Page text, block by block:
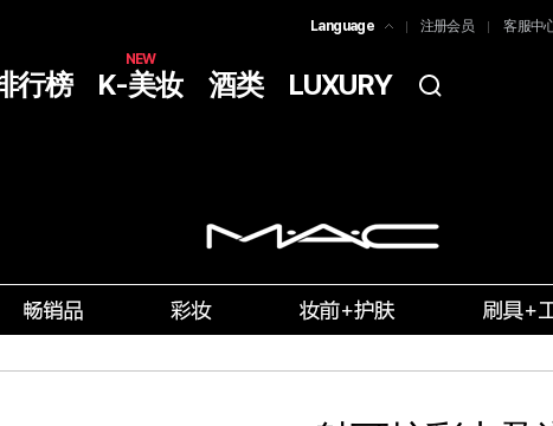
Language
简体中文
注册会员 客服中
行榜 K-美妆
NEW
酒类 LUXURY